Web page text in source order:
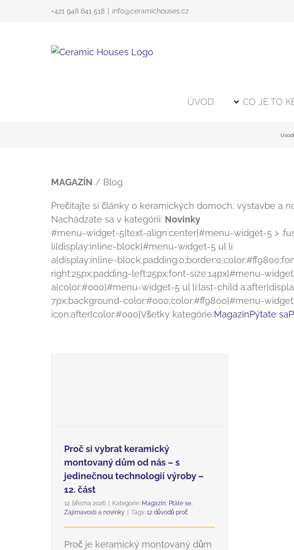
+421 948 641 518 info@ceramichouses.cz
ÚVOD CO JE TO
MAGAZÍN / Blog
Prečítajte si články o keramických domoch, výstavbe a
Nachádzate sa v kategórii: Novinky
#menu-widget-5{text-align:center}#menu-widget-5 >
li{display:inline-block}#menu-widget-5 ul li
a{display:inline-
right:25px;padding-left:25px;font-size:14px}#menu-
a{color:#000}#menu-widget-5 ul li:last-child
7px;background-color:#000;color:#ff9800}#menu-
icon:after{color:#000}Všetky kategórie:MagazínPýtate sa
Proč si vybrat keramický
montovaný dům od nás – s
jedinečnou technologií výroby –
12. část
12. března 2026 | Kategorie: Magazín Ptáte se
Zajímavosti a novinky | Tags: 12 důvodů proč
Proč je keramický montovaný dům